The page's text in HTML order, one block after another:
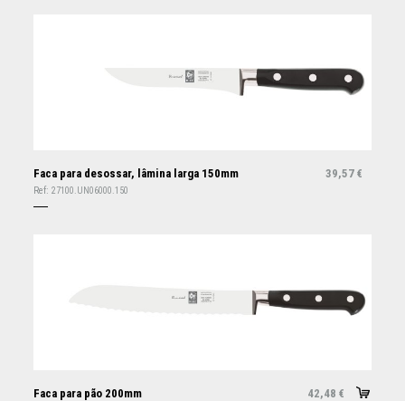
Faca para desossar, lâmina larga 150mm 39,57 €
Ref: 27100.UN06000.150
Faca para pão 200mm 42,48 €